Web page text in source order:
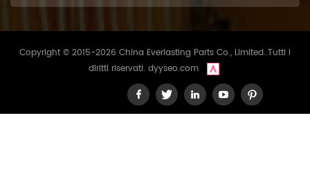
Copyright © 2015-2026 China Everlasting Parts Co., Limited..Tutti i
diritti riservati. dyyseo.com